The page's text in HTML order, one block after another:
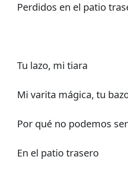
Perdidos en el patio
Tu lazo, mi tiara
Mi varita mágica, tu
Por qué no podemos
En el patio trasero